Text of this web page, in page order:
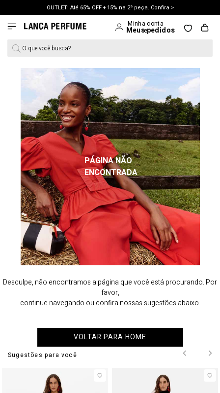
OUTLET: Até 65% OFF + 15% na 2ª peça. Confira >
LANÇAMENTO PRIMAVERA 27. Clique e aproveite.
O que você busca?
PÁGINA NÃO
ENCONTRADA
Desculpe, não encontramos a página que você está procurando. Por
favor,
continue navegando ou confira nossas sugestões abaixo.
VOLTAR PARA HOME
Sugestões para você